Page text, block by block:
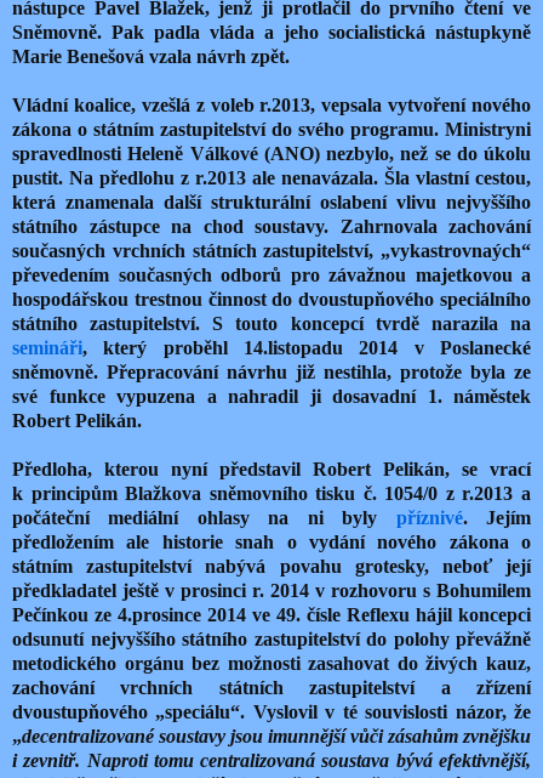
nástupce Pavel Blažek, jenž ji protlačil do prvního čtení ve
Sněmovně. Pak padla vláda a jeho socialistická nástupkyně
Marie Benešová vzala návrh zpět.
Vládní koalice, vzešlá z voleb r.2013, vepsala vytvoření nového
zákona o státním zastupitelství do svého programu. Ministryni
spravedlnosti Heleně Válkové (ANO) nezbylo, než se do úkolu
pustit. Na předlohu z r.2013 ale nenavázala. Šla vlastní cestou,
která znamenala další strukturální oslabení vlivu nejvyššího
státního zástupce na chod soustavy. Zahrnovala zachování
současných vrchních státních zastupitelství, „vykastrovnaých“
převedením současných odborů pro závažnou majetkovou a
hospodářskou trestnou činnost do dvoustupňového speciálního
státního zastupitelství. S touto koncepcí tvrdě narazila na
semináři, který proběhl 14.listopadu 2014 v Poslanecké
sněmovně. Přepracování návrhu již nestihla, protože byla ze
své funkce vypuzena a nahradil ji dosavadní 1. náměstek
Robert Pelikán.
Předloha, kterou nyní představil Robert Pelikán, se vrací
k principům Blažkova sněmovního tisku č. 1054/0 z r.2013 a
počáteční mediální ohlasy na ni byly příznivé. Jejím
předložením ale historie snah o vydání nového zákona o
státním zastupitelství nabývá povahu grotesky, neboť její
předkladatel ještě v prosinci r. 2014 v rozhovoru s Bohumilem
Pečínkou ze 4.prosince 2014 ve 49. čísle Reflexu hájil koncepci
odsunutí nejvyššího státního zastupitelství do polohy převážně
metodického orgánu bez možnosti zasahovat do živých kauz,
zachování vrchních státních zastupitelství a zřízení
dvoustupňového „speciálu“. Vyslovil v té souvislosti názor, že
„decentralizované soustavy jsou imunnější vůči zásahům zvnějšku
i zevnitř. Naproti tomu centralizovaná soustava bývá efektivnější,